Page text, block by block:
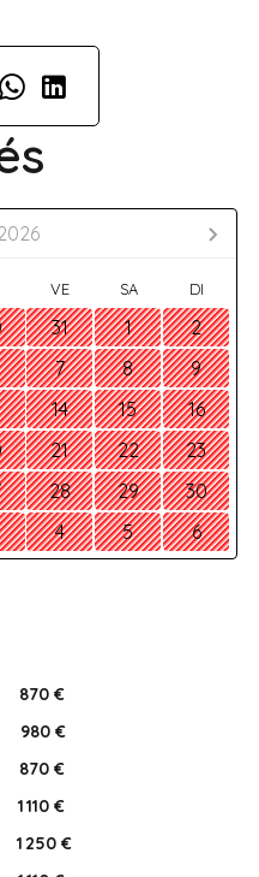
VE SA DI
31 1
2
7 8
9
14 15
16
21 22
23
28 29
30
4 5 6
870 €
980 €
870 €
1 110 €
1 250 €